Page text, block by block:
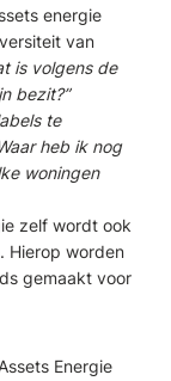
energie
van
is volgens de
bezit?”
te
heb ik nog
woningen
zelf wordt ook
Hierop worden
gemaakt voor
Energie